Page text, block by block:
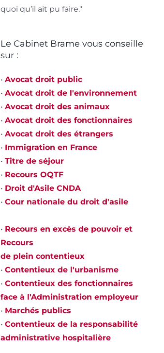
la
quoi qu’il ait pu faire."
Le Cabinet Brame vous conseille
sur :
• Avocat droit public
• Avocat droit de l'environnement
• Avocat droit des animaux
• Avocat droit des fonctionnaires
• Avocat droit des étrangers
• Immigration en France
• Titre de séjour
• Recours OQTF
• Droit d'Asile CNDA
• Cour nationale du droit d'asile
• Recours en excès de pouvoir et
Recours
de plein contentieux
• Contentieux de l'urbanisme
• Contentieux des fonctionnaires
face à l'Administration employeur
• Marchés publics
• Contentieux de la responsabilité
administrative hospitalière